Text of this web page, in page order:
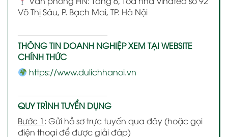
Võ Thị Sáu, P. Bạch Mai, TP. Hà Nội
———————————
THÔNG TIN DOANH NGHIỆP XEM TẠI WEBSITE
CHÍNH THỨC
https://www.dulichhanoi.vn
———————————
QUY TRÌNH TUYỂN DỤNG
Bước 1: Gửi hồ sơ trực tuyến qua đây (hoặc gọi
điện thoại để được giải đáp)